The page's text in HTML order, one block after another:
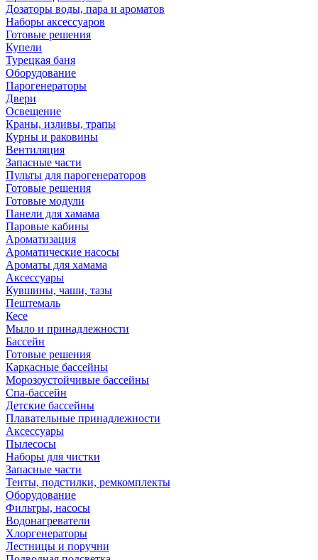
Дозаторы воды, пара и ароматов
Наборы аксессуаров
Готовые решения
Купели
Турецкая баня
Оборудование
Парогенераторы
Двери
Освещение
Краны, изливы, трапы
Курны и раковины
Вентиляция
Запасные части
Пульты для парогенераторов
Готовые решения
Готовые модули
Панели для хамама
Паровые кабины
Ароматизация
Ароматические насосы
Ароматы для хамама
Аксессуары
Кувшины, чаши, тазы
Пештемаль
Кесе
Мыло и принадлежности
Бассейн
Готовые решения
Каркасные бассейны
Морозоустойчивые бассейны
Спа-бассейн
Детские бассейны
Плавательные принадлежности
Аксессуары
Пылесосы
Наборы для чистки
Запасные части
Тенты, подстилки, ремкомплекты
Оборудование
Фильтры, насосы
Водонагреватели
Хлоргенераторы
Лестницы и поручни